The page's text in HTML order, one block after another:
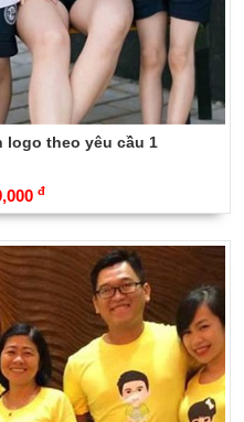
theo yêu cầu 1
đ